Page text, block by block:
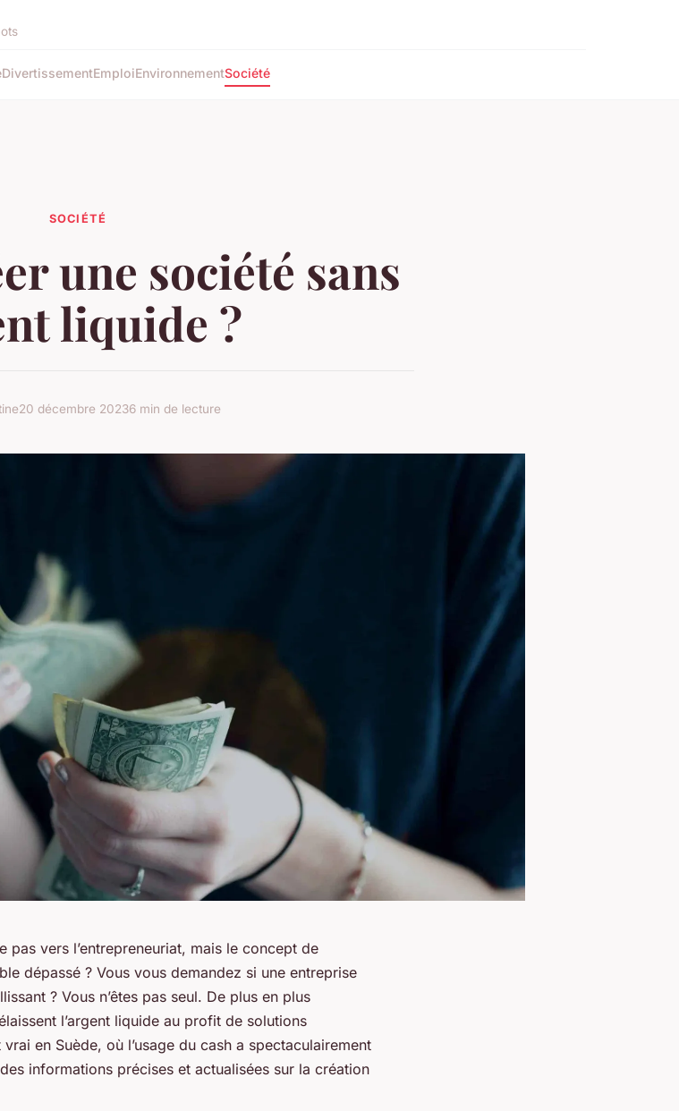
DivertissementEmploiEnvironnementSociété
SOCIÉTÉ
une société sans
liquide ?
20 décembre 20236 min de lecture
pas vers l’entrepreneuriat, mais le concept de
dépassé ? Vous vous demandez si une entreprise
? Vous n’êtes pas seul. De plus en plus
l’argent liquide au profit de solutions
en Suède, où l’usage du cash a spectaculairement
informations précises et actualisées sur la création